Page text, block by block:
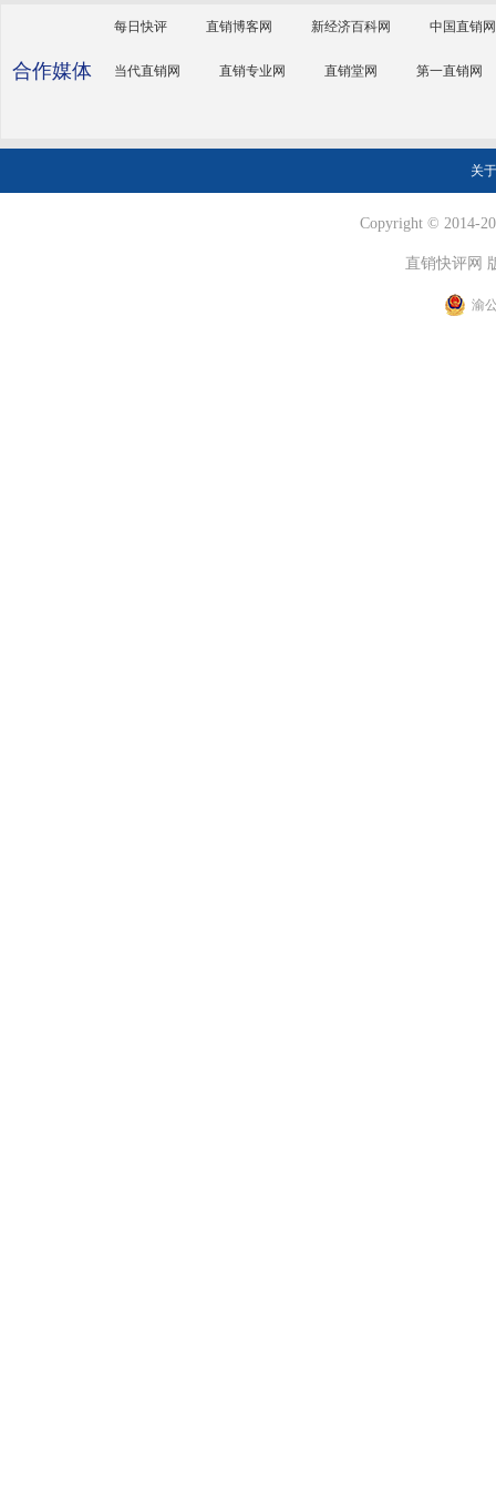
合作媒体
每日快评 直销博客网 新经济百科网 中国直销网
当代直销网 直销专业网 直销堂网 第一直销网
关
Copyright © 2014-
直销快评网
渝